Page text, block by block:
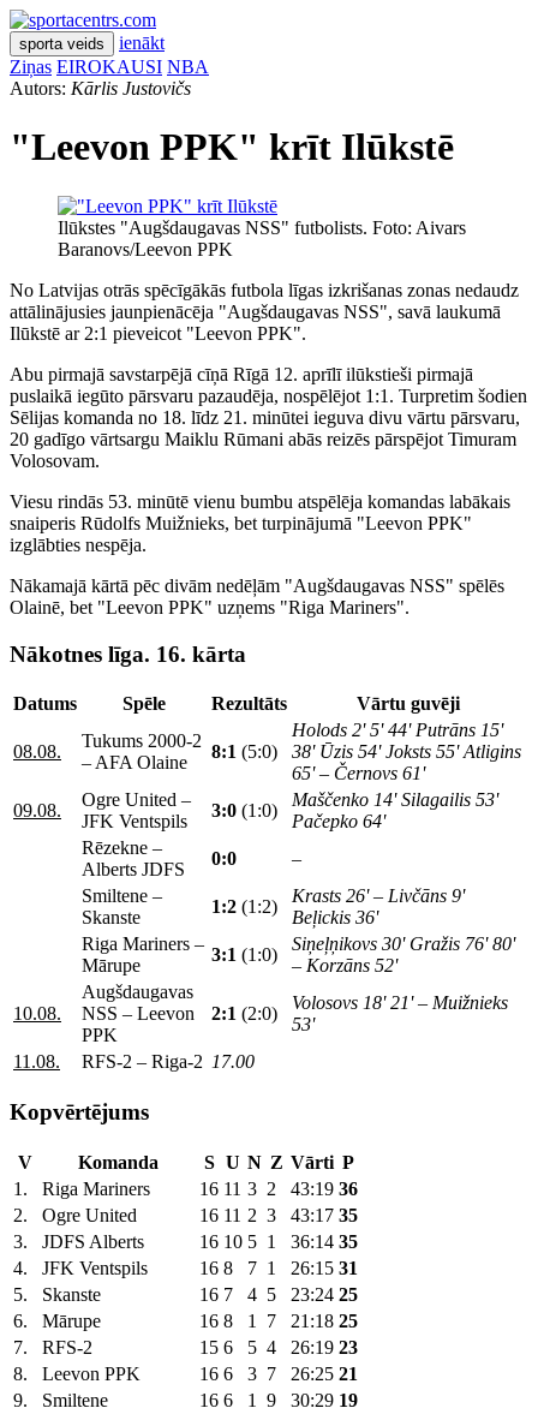
sporta veids
ienākt
Ziņas EIROKAUSI NBA
Autors: Kārlis Justovičs
"Leevon PPK" krīt Ilūkstē
Ilūkstes "Augšdaugavas NSS" futbolists. Foto: Aivars
Baranovs/Leevon PPK
No Latvijas otrās spēcīgākās futbola līgas izkrišanas zonas nedaudz
attālinājusies jaunpienācēja "Augšdaugavas NSS", savā laukumā
Ilūkstē ar 2:1 pieveicot "Leevon PPK".
Abu pirmajā savstarpējā cīņā Rīgā 12. aprīlī ilūkstieši pirmajā
puslaikā iegūto pārsvaru pazaudēja, nospēlējot 1:1. Turpretim šodien
Sēlijas komanda no 18. līdz 21. minūtei ieguva divu vārtu pārsvaru,
20 gadīgo vārtsargu Maiklu Rūmani abās reizēs pārspējot Timuram
Volosovam.
Viesu rindās 53. minūtē vienu bumbu atspēlēja komandas labākais
snaiperis Rūdolfs Muižnieks, bet turpinājumā "Leevon PPK"
izglābties nespēja.
Nākamajā kārtā pēc divām nedēļām "Augšdaugavas NSS" spēlēs
Olainē, bet "Leevon PPK" uzņems "Riga Mariners".
Nākotnes līga. 16. kārta
Datums Spēle Rezultāts Vārtu guvēji
08.08.
Tukums 2000-2
– AFA Olaine
8:1 (5:0)
Holods 2' 5' 44' Putrāns 15'
38' Ūzis 54' Joksts 55' Atligins
65' – Černovs 61'
09.08.
Ogre United –
JFK Ventspils
3:0 (1:0)
Maščenko 14' Silagailis 53'
Pačepko 64'
Rēzekne –
Alberts JDFS
0:0
–
Smiltene –
Skanste
1:2 (1:2)
Krasts 26' – Livčāns 9'
Beļickis 36'
Riga Mariners –
Mārupe
3:1 (1:0)
Siņeļņikovs 30' Gražis 76' 80'
– Korzāns 52'
10.08.
Augšdaugavas
NSS – Leevon
PPK
2:1 (2:0)
Volosovs 18' 21' – Muižnieks
53'
11.08.
RFS-2 – Riga-2 17.00
Kopvērtējums
V Komanda S U N Z Vārti P
1.
Riga Mariners 16 11 3 2 43:19 36
2.
Ogre United 16 11 2 3 43:17 35
3.
JDFS Alberts 16 10 5 1 36:14 35
4.
JFK Ventspils 16 8 7 1 26:15 31
5.
Skanste 16 7 4 5 23:24 25
6.
Mārupe 16 8 1 7 21:18 25
7.
RFS-2 15 6 5 4 26:19 23
8.
Leevon PPK 16 6 3 7 26:25 21
9.
Smiltene 16 6 1 9 30:29 19